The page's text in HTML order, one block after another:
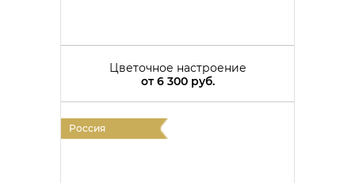
Цветочное настроение
от6 300 руб.
Россия